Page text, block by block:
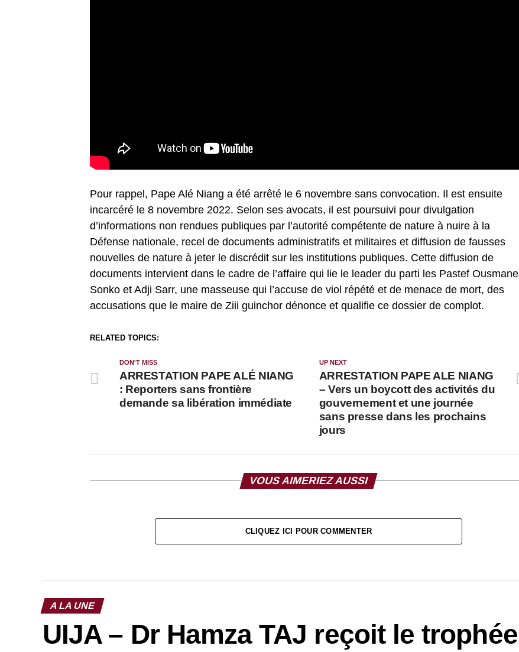
Pour rappel, Pape Alé Niang a été arrêté le 6 novembre sans convocation. Il est ensuite
incarcéré le 8 novembre 2022. Selon ses avocats, il est poursuivi pour divulgation
d’informations non rendues publiques par l’autorité compétente de nature à nuire à la
Défense nationale, recel de documents administratifs et militaires et diffusion de fausses
nouvelles de nature à jeter le discrédit sur les institutions publiques. Cette diffusion de
documents intervient dans le cadre de l’affaire qui lie le leader du parti les Pastef Ousmane
Sonko et Adji Sarr, une masseuse qui l’accuse de viol répété et de menace de mort, des
accusations que le maire de Ziii guinchor dénonce et qualifie ce dossier de complot.
RELATED TOPICS:
UP NEXT
ARRESTATION PAPE ALE NIANG
– Vers un boycott des activités du
gouvernement et une journée
sans presse dans les prochains
jours
DON'T MISS
ARRESTATION PAPE ALÉ NIANG
: Reporters sans frontière
demande sa libération immédiate
VOUS AIMERIEZ AUSSI
CLIQUEZ ICI POUR COMMENTER
A LA UNE
UIJA – Dr Hamza TAJ reçoit le trophée